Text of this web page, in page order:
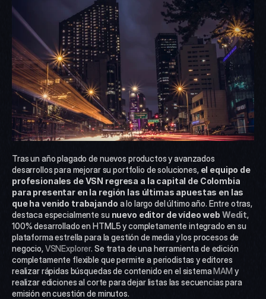
Tras un año plagado de nuevos productos y avanzados
desarrollos para mejorar su portfolio de soluciones, el equipo de
profesionales de VSN regresa a la capital de Colombia
para presentar en la región las últimas apuestas en las
que ha venido trabajando a lo largo del último año. Entre otras,
destaca especialmente su nuevo editor de vídeo web Wedit,
100% desarrollado en HTML5 y completamente integrado en su
plataforma estrella para la gestión de media y los procesos de
negocio, VSNExplorer. Se trata de una herramienta de edición
completamente flexible que permite a periodistas y editores
realizar rápidas búsquedas de contenido en el sistema MAM y
realizar ediciones al corte para dejar listas las secuencias para
emisión en cuestión de minutos.